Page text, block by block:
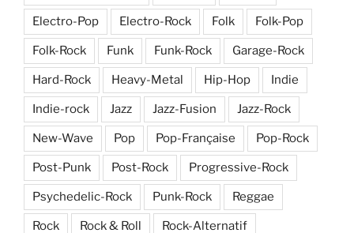
Electro-Pop Electro-Rock Folk Folk-Pop
Folk-Rock Funk Funk-Rock Garage-Rock
Hard-Rock Heavy-Metal Hip-Hop Indie
Indie-rock Jazz Jazz-Fusion Jazz-Rock
New-Wave Pop Pop-Française Pop-Rock
Post-Punk Post-Rock Progressive-Rock
Psychedelic-Rock Punk-Rock Reggae
Rock Rock & Roll Rock-Alternatif